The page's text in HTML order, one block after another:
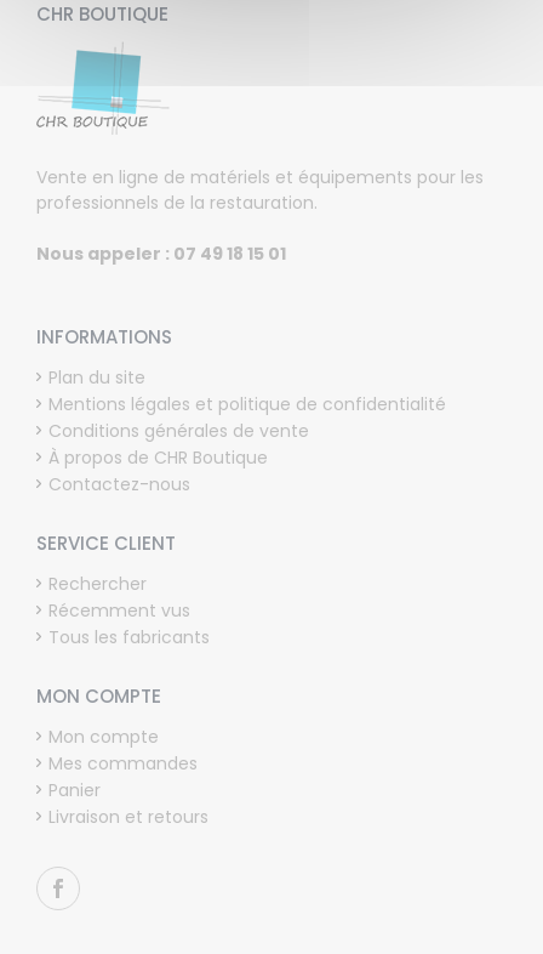
CHR BOUTIQUE
Vente en ligne de matériels et équipements pour les
professionnels de la restauration.
Nous appeler : 07 49 18 15 01
INFORMATIONS
Plan du site
Mentions légales et politique de confidentialité
Conditions générales de vente
À propos de CHR Boutique
Contactez-nous
SERVICE CLIENT
Rechercher
Récemment vus
Tous les fabricants
MON COMPTE
Mon compte
Mes commandes
Panier
Livraison et retours